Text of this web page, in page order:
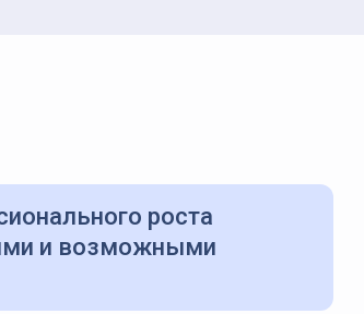
и возможными